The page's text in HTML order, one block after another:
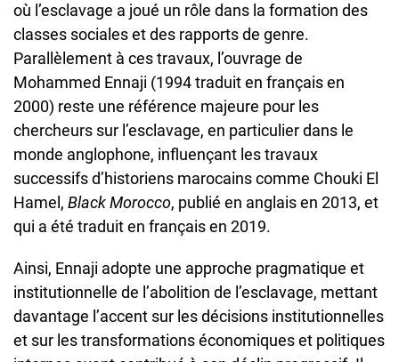
où l’esclavage a joué un rôle dans la formation des
classes sociales et des rapports de genre.
Parallèlement à ces travaux, l’ouvrage de
Mohammed Ennaji (1994 traduit en français en
2000) reste une référence majeure pour les
chercheurs sur l’esclavage, en particulier dans le
monde anglophone, influençant les travaux
successifs d’historiens marocains comme Chouki El
Hamel, Black Morocco, publié en anglais en 2013, et
qui a été traduit en français en 2019.
Ainsi, Ennaji adopte une approche pragmatique et
institutionnelle de l’abolition de l’esclavage, mettant
davantage l’accent sur les décisions institutionnelles
et sur les transformations économiques et politiques